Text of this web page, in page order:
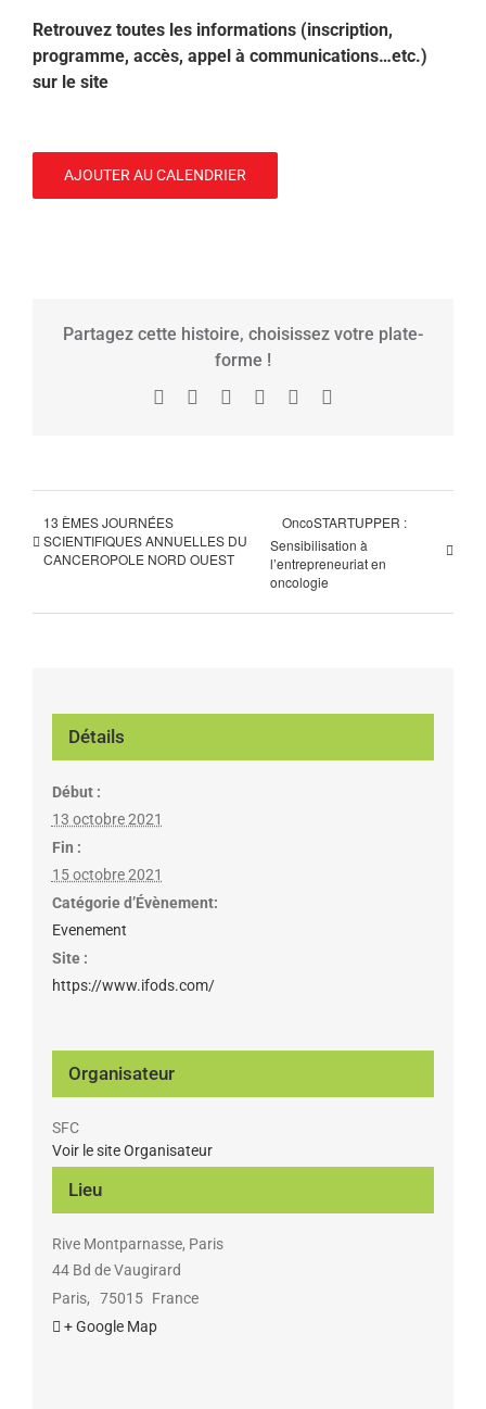
Retrouvez toutes les informations (inscription,
programme, accès, appel à communications…etc.)
sur le site
AJOUTER AU CALENDRIER
Partagez cette histoire, choisissez votre plate-
forme !
Facebook RedditLinkedIn
Tumblr
13 ÈMES JOURNÉES
SCIENTIFIQUES ANNUELLES DU
CANCEROPOLE NORD OUEST
OncoSTARTUPPER :
Sensibilisation à
l’entrepreneuriat en
oncologie
Détails
Début :
13 octobre 2021
Fin :
15 octobre 2021
Catégorie d’Évènement:
Evenement
Site :
https://www.ifods.com/
Lieu
Rive Montparnasse, Paris
44 Bd de Vaugirard
Paris, 75015 France
+ Google Map
Organisateur
SFC
Voir le site Organisateur